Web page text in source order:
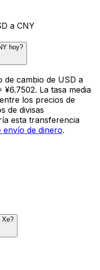
a CNY
hoy?
de cambio de USD a
La tasa media
los precios de
de divisas
esta transferencia
envío de dinero.
Xe?